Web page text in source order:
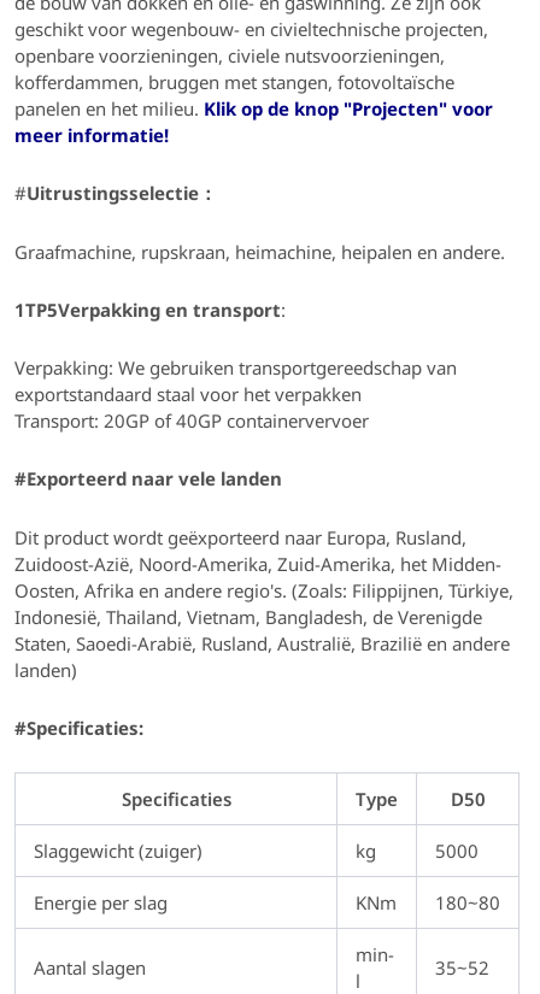
geschikt voor wegenbouw- en civieltechnische projecten,
openbare voorzieningen, civiele nutsvoorzieningen,
kofferdammen, bruggen met stangen, fotovoltaïsche
panelen en het milieu. Klik op de knop "Projecten" voor
meer informatie!
#Uitrustingsselectie：
Graafmachine, rupskraan, heimachine, heipalen en andere.
1TP5Verpakking en transport:
Verpakking: We gebruiken transportgereedschap van
exportstandaard staal voor het verpakken
Transport: 20GP of 40GP containervervoer
#Exporteerd naar vele landen
Dit product wordt geëxporteerd naar Europa, Rusland,
Zuidoost-Azië, Noord-Amerika, Zuid-Amerika, het Midden-
Oosten, Afrika en andere regio's. (Zoals: Filippijnen, Türkiye,
Indonesië, Thailand, Vietnam, Bangladesh, de Verenigde
Staten, Saoedi-Arabië, Rusland, Australië, Brazilië en andere
landen)
#Specificaties:
Specificaties Type D50
Slaggewicht (zuiger) kg 5000
Energie per slag KNm 180~80
Aantal slagen
min-
l
35~52